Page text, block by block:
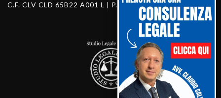
C.F. CLV CLD 65B22 A001 L | P.I. 03460130283